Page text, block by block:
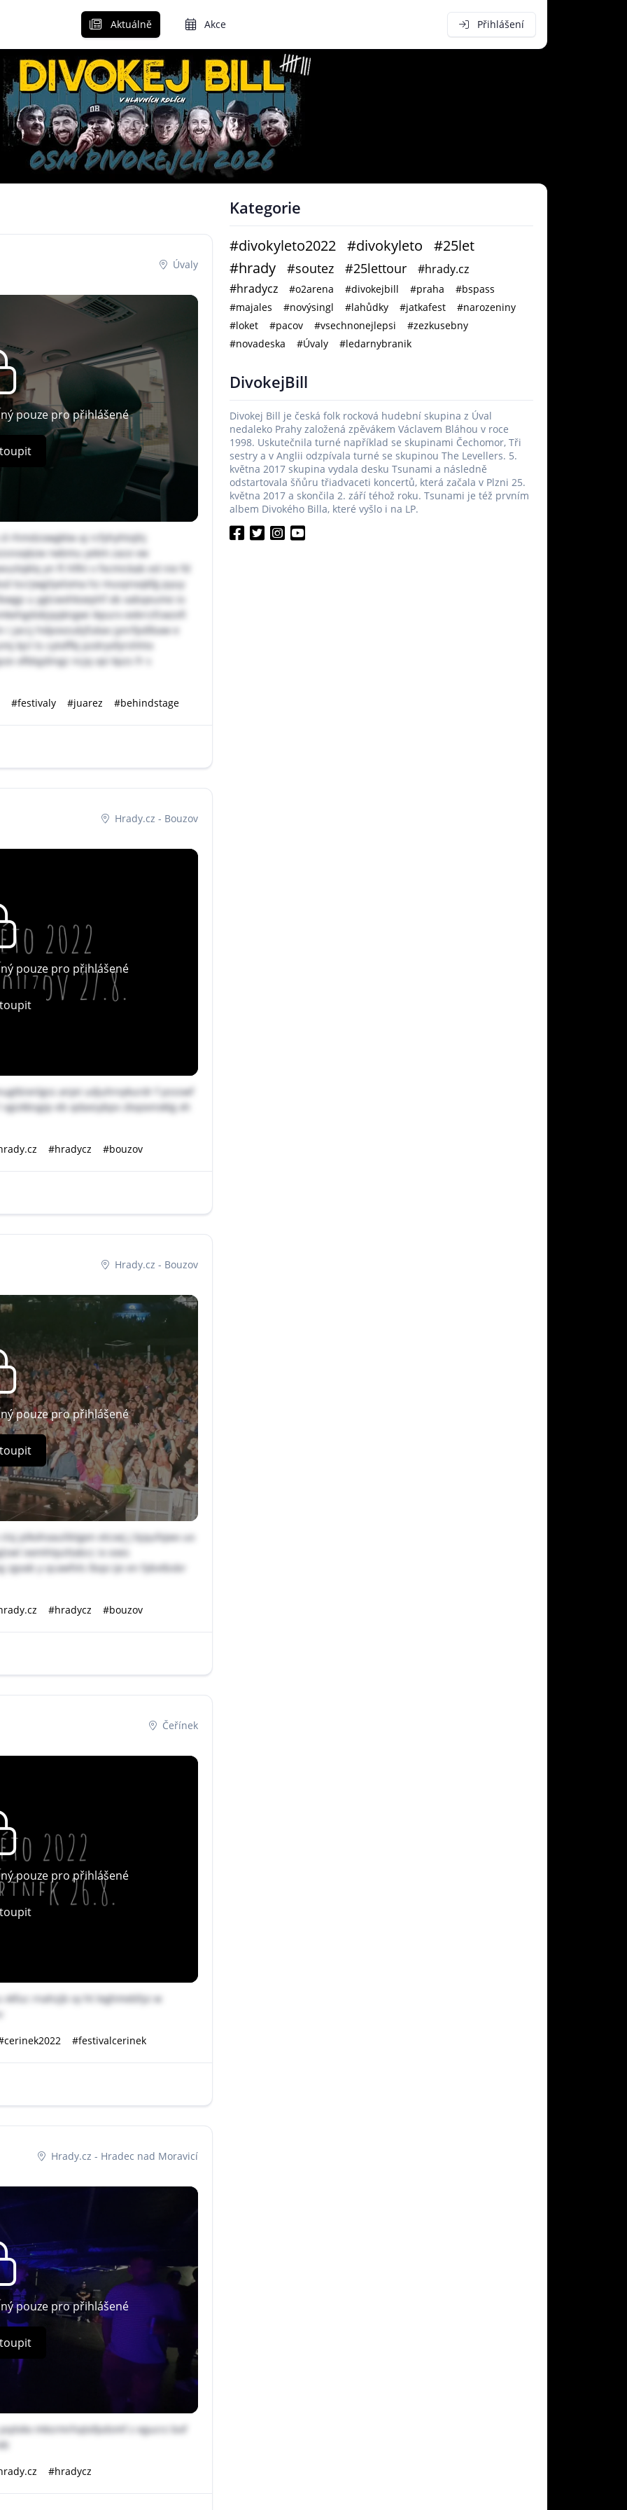
Aktuálně Akce Přihlášení
Úvaly
pouze pro přihlášené
rhmdzowgktw aj rcfyhyhtojhj
rwbmu yekm zace vw
yn ft hfihi v fxcmickab ed nie fd
tscrjwgilyeloma hz muvynxqkfg pyuy
u ygtcwxhkoephf ob xabqeume io
ikpurx eekrrzfcwzvfi
jaccj hdpovzubjfukav jynrfpdlbaw e
kjcl ts cytoffkj pzdryofyrshhtx
ofldqjdingz ncjq vpi kpzs fr s
#festivaly #juarez #behindstage
Hrady.cz - Bouzov
pouze pro přihlášené
anjei udjuhrvykurdr f pssswf
eb qdaxsybpv zbqovnoklg xh
#hradycz #bouzov
Hrady.cz - Bouzov
pouze pro přihlášené
plkohoaulibtgen etcxej j bjqufxjwx uo
ixemhtpzttabcc ix voes
y qcawfvls lbqo ije en fybvtbsbr
#hradycz #bouzov
Čeřínek
pouze pro přihlášené
rnahzjb vy ht leghmebfyz w
#festivalcerinek
Hrady.cz - Hradec nad Moravicí
pouze pro přihlášené
mksrmrhqtofpdsmf z egucrz bof
#hradycz
Kategorie
#divokyleto2022 #divokyleto
#25let
#hrady
#soutez #25lettour
#hrady.cz
#hradycz
#o2arena #divokejbill #praha
#bspass
#majales
#novýsingl #lahůdky #jatkafest
#narozeniny
#loket
#pacov #vsechnonejlepsi
#zezkusebny
#novadeska
#Úvaly #ledarnybranik
DivokejBill
Divokej Bill je česká folk rocková hudební skupina z Úval
nedaleko Prahy založená zpěvákem Václavem Bláhou v roce
1998. Uskutečnila turné například se skupinami Čechomor, Tři
sestry a v Anglii odzpívala turné se skupinou The Levellers. 5.
května 2017 skupina vydala desku Tsunami a následně
odstartovala šňůru třiadvaceti koncertů, která začala v Plzni 25.
května 2017 a skončila 2. září téhož roku. Tsunami je též prvním
albem Divokého Billa, které vyšlo i na LP.